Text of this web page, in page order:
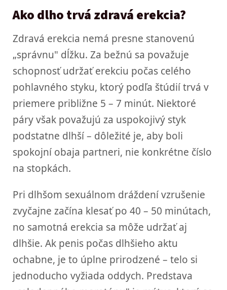
Ako dlho trvá zdravá erekcia?
Zdravá erekcia nemá presne stanovenú
„správnu" dĺžku. Za bežnú sa považuje
schopnosť udržať erekciu počas celého
pohlavného styku, ktorý podľa štúdií trvá v
priemere približne 5 – 7 minút. Niektoré
páry však považujú za uspokojivý styk
podstatne dlhší – dôležité je, aby boli
spokojní obaja partneri, nie konkrétne číslo
na stopkách.
Pri dlhšom sexuálnom dráždení vzrušenie
zvyčajne začína klesať po 40 – 50 minútach,
no samotná erekcia sa môže udržať aj
dlhšie. Ak penis počas dlhšieho aktu
ochabne, je to úplne prirodzené – telo si
jednoducho vyžiada oddych. Predstava